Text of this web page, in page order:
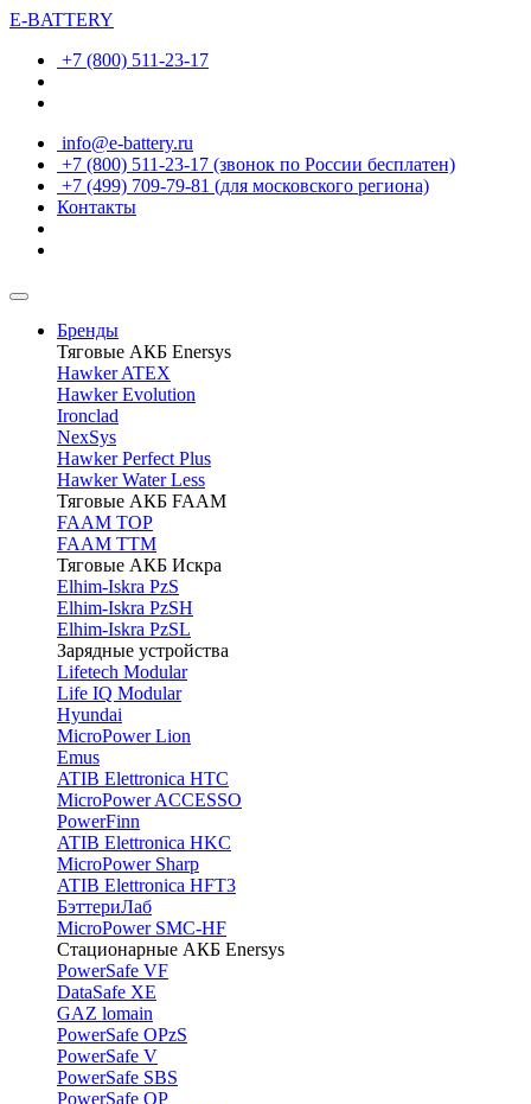
E-BATTERY
+7 (800) 511-23-17
info@e-battery.ru
+7 (800) 511-23-17 (звонок по России бесплатен)
+7 (499) 709-79-81 (для московского региона)
Контакты
Бренды
Тяговые АКБ Enersys
Hawker ATEX
Hawker Evolution
Ironclad
NexSys
Hawker Perfect Plus
Hawker Water Less
Тяговые АКБ FAAM
FAAM TOP
FAAM TTM
Тяговые АКБ Искра
Elhim-Iskra PzS
Elhim-Iskra PzSH
Elhim-Iskra PzSL
Зарядные устройства
Lifetech Modular
Life IQ Modular
Hyundai
MicroPower Lion
Emus
ATIB Elettronica HTC
MicroPower ACCESSO
PowerFinn
ATIB Elettronica HKC
MicroPower Sharp
ATIB Elettronica HFT3
БэттериЛаб
MicroPower SMC-HF
Стационарные АКБ Enersys
PowerSafe VF
DataSafe XE
GAZ lomain
PowerSafe OPzS
PowerSafe V
PоwerSafe SBS
PowerSafe OP